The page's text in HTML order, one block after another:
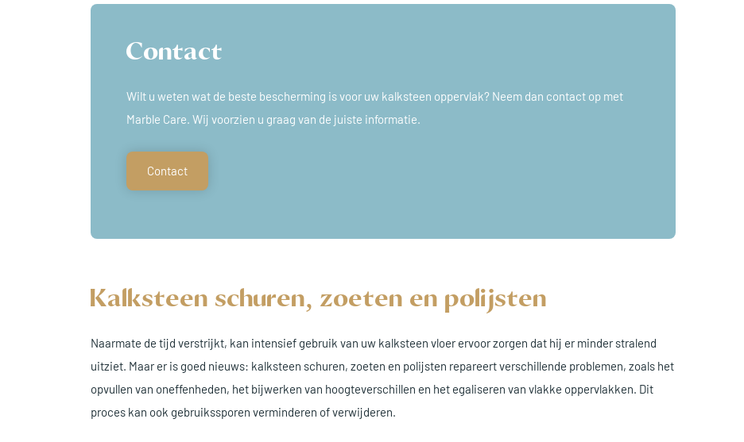
Contact
Wilt u weten wat de beste bescherming is voor uw kalksteen oppervlak? Neem dan contact op met
Marble Care. Wij voorzien u graag van de juiste informatie.
Contact
Kalksteen schuren, zoeten en polijsten
Naarmate de tijd verstrijkt, kan intensief gebruik van uw kalksteen vloer ervoor zorgen dat hij er minder stralend
uitziet. Maar er is goed nieuws: kalksteen schuren, zoeten en polijsten repareert verschillende problemen, zoals het
opvullen van oneffenheden, het bijwerken van hoogteverschillen en het egaliseren van vlakke oppervlakken. Dit
proces kan ook gebruikssporen verminderen of verwijderen.